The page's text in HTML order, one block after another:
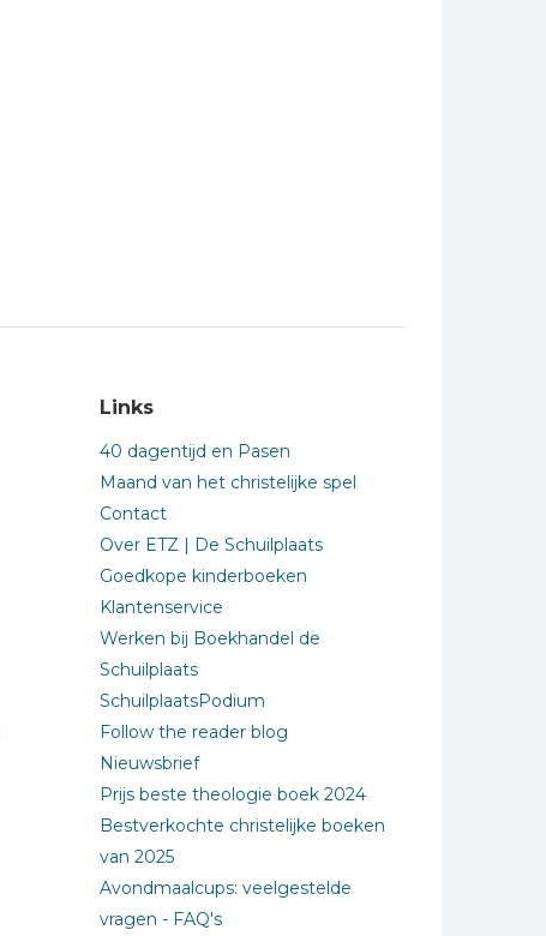
Links
40 dagentijd en Pasen
Maand van het christelijke spel
Contact
Over ETZ | De Schuilplaats
Goedkope kinderboeken
Klantenservice
Werken bij Boekhandel de
Schuilplaats
SchuilplaatsPodium
Follow the reader blog
Nieuwsbrief
Prijs beste theologie boek 2024
Bestverkochte christelijke boeken
van 2025
Avondmaalcups: veelgestelde
vragen - FAQ's